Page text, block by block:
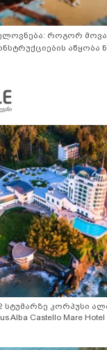
როგორ
აწყობა
სტუმარზე კორპუსი
Alba Castello Mare Hotel